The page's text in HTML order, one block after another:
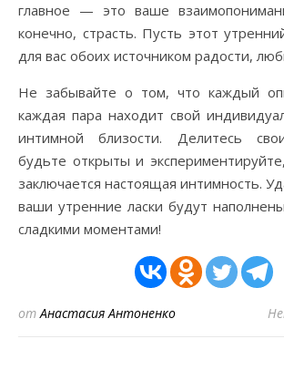
главное — это ваше
конечно, страсть. Пусть этот
для вас обоих источником радости,
Не забывайте о том, что каждый
каждая пара находит свой
интимной близости. Делитесь
будьте открыты и
заключается настоящая интимность.
ваши утренние ласки будут
сладкими моментами!
отАнастасия Антоненко